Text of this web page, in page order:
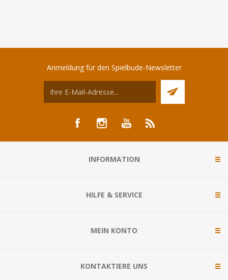
Anmeldung für den Spielbude-Newsletter
INFORMATION
HILFE & SERVICE
MEIN KONTO
KONTAKTIERE UNS